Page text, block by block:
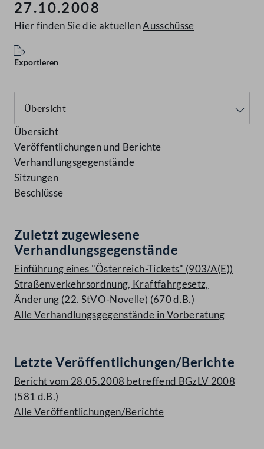
27.10.2008
Hier finden Sie die aktuellenAusschüsse
Exportieren
Übersicht
Veröffentlichungen und Berichte
Verhandlungsgegenstände
Sitzungen
Beschlüsse
Zuletzt zugewiesene
Verhandlungsgegenstände
Einführung eines "Österreich-Tickets" (903/A(E))
Straßenverkehrsordnung, Kraftfahrgesetz,
Änderung (22. StVO-Novelle) (670 d.B.)
Alle Verhandlungsgegenstände in Vorberatung
Letzte Veröffentlichungen/Berichte
Bericht vom 28.05.2008 betreffend BGzLV 2008
(581 d.B.)
Alle Veröffentlichungen/Berichte